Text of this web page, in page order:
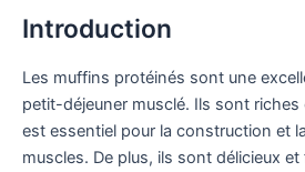
Introduction
Les muffins protéinés sont une
petit-déjeuner musclé. Ils sont
est essentiel pour la construction et
muscles. De plus, ils sont délicieux et